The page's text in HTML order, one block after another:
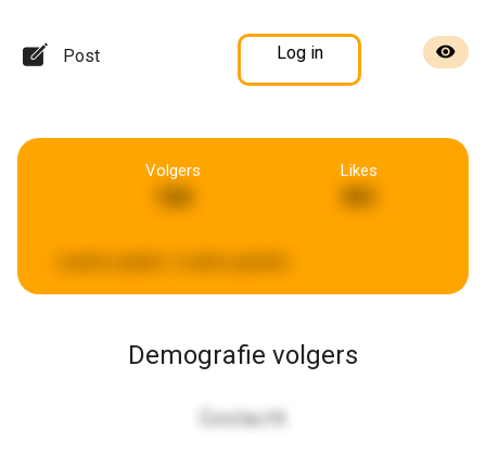
Post Log in
Volgers Likes
Demografie volgers
Geslacht